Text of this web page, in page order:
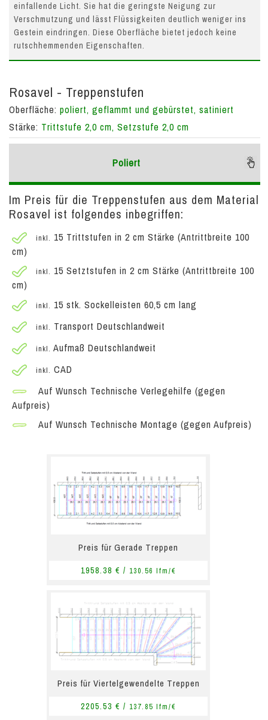
einfallende Licht. Sie hat die geringste Neigung zur
Verschmutzung und lässt Flüssigkeiten deutlich weniger ins
Gestein eindringen. Diese Oberfläche bietet jedoch keine
rutschhemmenden Eigenschaften.
Rosavel - Treppenstufen
Oberfläche: poliert, geflammt und gebürstet, satiniert
Stärke: Trittstufe 2,0 cm, Setzstufe 2,0 cm
Poliert
Im Preis für die Treppenstufen aus dem Material
Rosavel ist folgendes inbegriffen:
inkl. 15 Trittstufen in 2 cm Stärke (Antrittbreite 100
cm)
inkl. 15 Setztstufen in 2 cm Stärke (Antrittbreite 100
cm)
inkl. 15 stk. Sockelleisten 60,5 cm lang
inkl. Transport Deutschlandweit
inkl. Aufmaß Deutschlandweit
inkl. CAD
Auf Wunsch Technische Verlegehilfe (gegen
Aufpreis)
Auf Wunsch Technische Montage (gegen Aufpreis)
Preis für Gerade Treppen
1958.38 € / 130.56 lfm/€
Preis für Viertelgewendelte Treppen
2205.53 € / 137.85 lfm/€